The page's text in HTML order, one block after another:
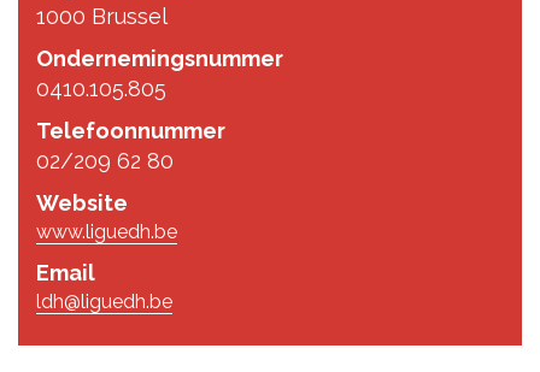
1000 Brussel
Ondernemingsnummer
0410.105.805
Telefoonnummer
02/209 62 80
Website
www.liguedh.be
Email
ldh@liguedh.be